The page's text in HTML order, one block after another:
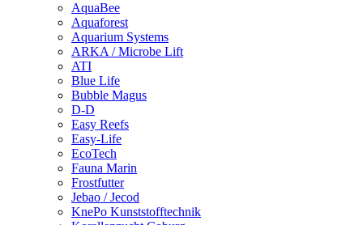
AquaBee
Aquaforest
Aquarium Systems
ARKA / Microbe Lift
ATI
Blue Life
Bubble Magus
D-D
Easy Reefs
Easy-Life
EcoTech
Fauna Marin
Frostfutter
Jebao / Jecod
KnePo Kunststofftechnik